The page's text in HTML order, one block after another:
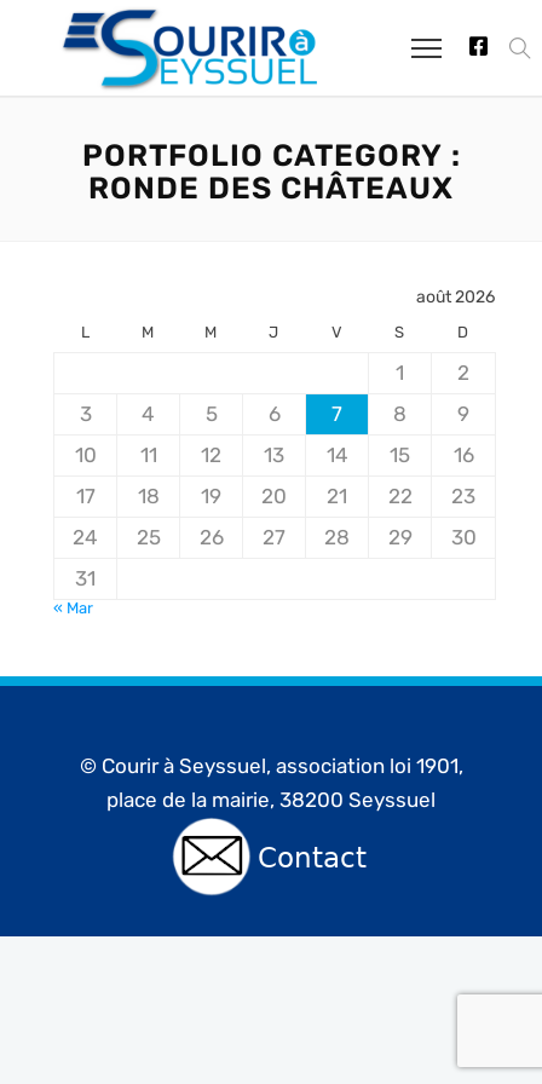
PORTFOLIO CATEGORY :
RONDE DES CHÂTEAUX
août 2026
L M M J V S D
1
2
3
4 5 6 7 8
9
10
11 12 13 14 15
16
17
18 19 20 21 22
23
24
25 26 27 28 29
30
31
« Mar
© Courir à Seyssuel, association loi 1901,
place de la mairie, 38200 Seyssuel